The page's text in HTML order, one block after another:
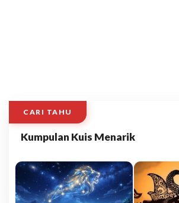
CARI TAHU
Kumpulan Kuis Menarik